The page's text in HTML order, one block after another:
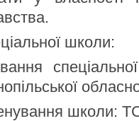
школи:
школи: